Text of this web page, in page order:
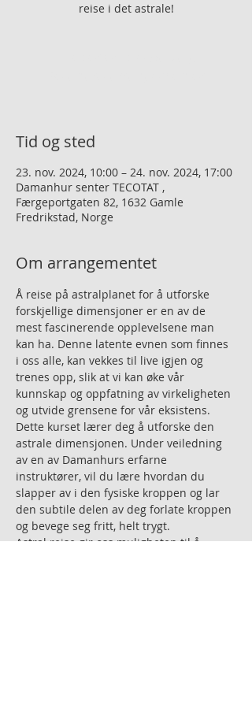
reise i det astrale!
Tid og sted
23. nov. 2024, 10:00 – 24. nov. 2024, 17:00
Damanhur senter TECOTAT ,
Færgeportgaten 82, 1632 Gamle
Fredrikstad, Norge
Om arrangementet
Å reise på astralplanet for å utforske
forskjellige dimensjoner er en av de
mest fascinerende opplevelsene man
kan ha. Denne latente evnen som finnes
i oss alle, kan vekkes til live igjen og
trenes opp, slik at vi kan øke vår
kunnskap og oppfatning av virkeligheten
og utvide grensene for vår eksistens.
Dette kurset lærer deg å utforske den
astrale dimensjonen. Under veiledning
av en av Damanhurs erfarne
instruktører, vil du lære hvordan du
slapper av i den fysiske kroppen og lar
den subtile delen av deg forlate kroppen
og bevege seg fritt, helt trygt.
Astral reise gir oss muligheten til å